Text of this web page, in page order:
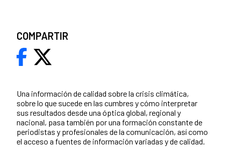
Una información de calidad sobre la crisis climática,
sobre lo que sucede en las cumbres y cómo interpretar
sus resultados desde una óptica global, regional y
nacional, pasa también por una formación constante de
periodistas y profesionales de la comunicación, así como
el acceso a fuentes de información variadas y de calidad.
COMPARTIR